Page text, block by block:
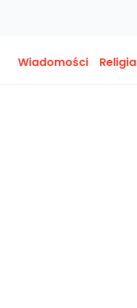
Wiadomości Religia